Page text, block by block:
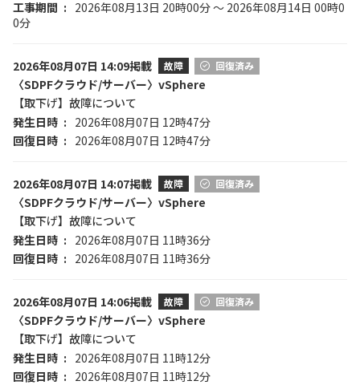
工事期間
2026年08月13日 20時00分 ～ 2026年08月14日 00時0
0分
2026年08月07日 14:09掲載 故障 回復済み
〈SDPFクラウド/サーバー〉vSphere
【取下げ】故障について
発生日時
2026年08月07日 12時47分
回復日時
2026年08月07日 12時47分
2026年08月07日 14:07掲載 故障 回復済み
〈SDPFクラウド/サーバー〉vSphere
【取下げ】故障について
発生日時
2026年08月07日 11時36分
回復日時
2026年08月07日 11時36分
2026年08月07日 14:06掲載 故障 回復済み
〈SDPFクラウド/サーバー〉vSphere
【取下げ】故障について
発生日時
2026年08月07日 11時12分
回復日時
2026年08月07日 11時12分